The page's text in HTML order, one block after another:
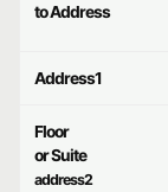
to Address
Address1
Floor
or Suite
address2